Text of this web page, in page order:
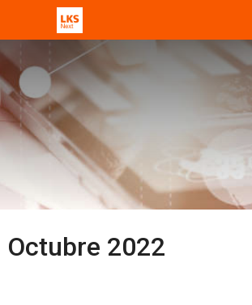
Octubre 2022